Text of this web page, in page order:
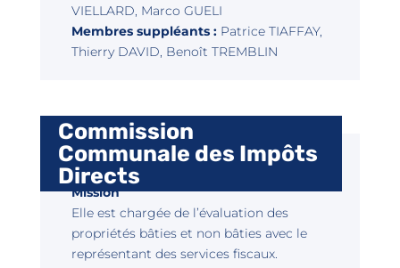
VIELLARD, Marco GUELI
Membres suppléants :Patrice TIAFFAY,
Thierry DAVID, Benoît TREMBLIN
Commission
Communale des Impôts
Directs
Mission
Elle est chargée de l’évaluation des
propriétés bâties et non bâties avec le
représentant des services fiscaux.